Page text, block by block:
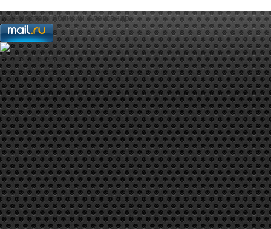
web-мастер:Аблизин Александр